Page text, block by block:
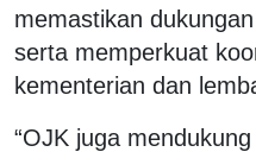
memastikan
serta memperkuat
kementerian dan
“OJK juga